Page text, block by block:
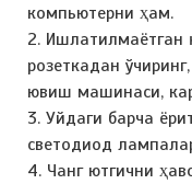
компьютерни ҳам.
2. Ишлатилмаётган
розеткадан
ювиш машинаси,
3. Уйдаги барча
светодиод
4. Чанг ютгични